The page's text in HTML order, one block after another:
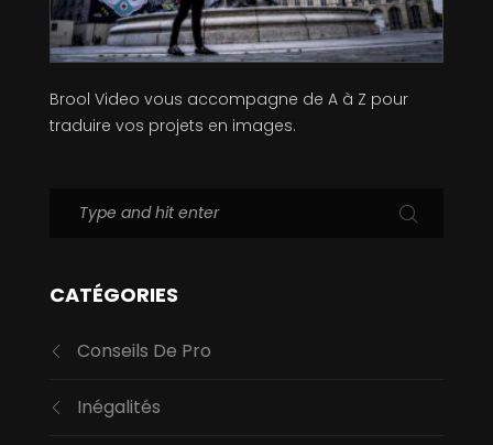
Brool Video vous accompagne de A à Z pour
traduire vos projets en images.
CATÉGORIES
Conseils De Pro
Inégalités